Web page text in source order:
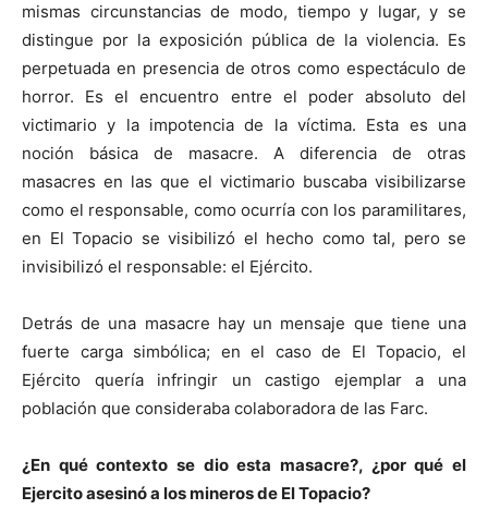
mismas circunstancias de modo, tiempo y lugar, y se
distingue por la exposición pública de la violencia. Es
perpetuada en presencia de otros como espectáculo de
horror. Es el encuentro entre el poder absoluto del
victimario y la impotencia de la víctima. Esta es una
noción básica de masacre. A diferencia de otras
masacres en las que el victimario buscaba visibilizarse
como el responsable, como ocurría con los paramilitares,
en El Topacio se visibilizó el hecho como tal, pero se
invisibilizó el responsable: el Ejército.
Detrás de una masacre hay un mensaje que tiene una
fuerte carga simbólica; en el caso de El Topacio, el
Ejército quería infringir un castigo ejemplar a una
población que consideraba colaboradora de las Farc.
¿En qué contexto se dio esta masacre?, ¿por qué el
Ejercito asesinó a los mineros de El Topacio?